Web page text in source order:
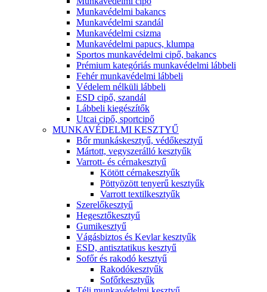
Munkavédelmi bakancs
Munkavédelmi szandál
Munkavédelmi csizma
Munkavédelmi papucs, klumpa
Sportos munkavédelmi cipő, bakancs
Prémium kategóriás munkavédelmi lábbeli
Fehér munkavédelmi lábbeli
Védelem nélküli lábbeli
ESD cipő, szandál
Lábbeli kiegészítők
Utcai cipő, sportcipő
MUNKAVÉDELMI KESZTYŰ
Bőr munkáskesztyű, védőkesztyű
Mártott, vegyszerálló kesztyűk
Varrott- és cérnakesztyű
Kötött cérnakesztyűk
Pöttyözött tenyerű kesztyűk
Varrott textilkesztyűk
Szerelőkesztyű
Hegesztőkesztyű
Gumikesztyű
Vágásbiztos és Kevlar kesztyűk
ESD, antisztatikus kesztyű
Sofőr és rakodó kesztyű
Rakodókesztyűk
Sofőrkesztyűk